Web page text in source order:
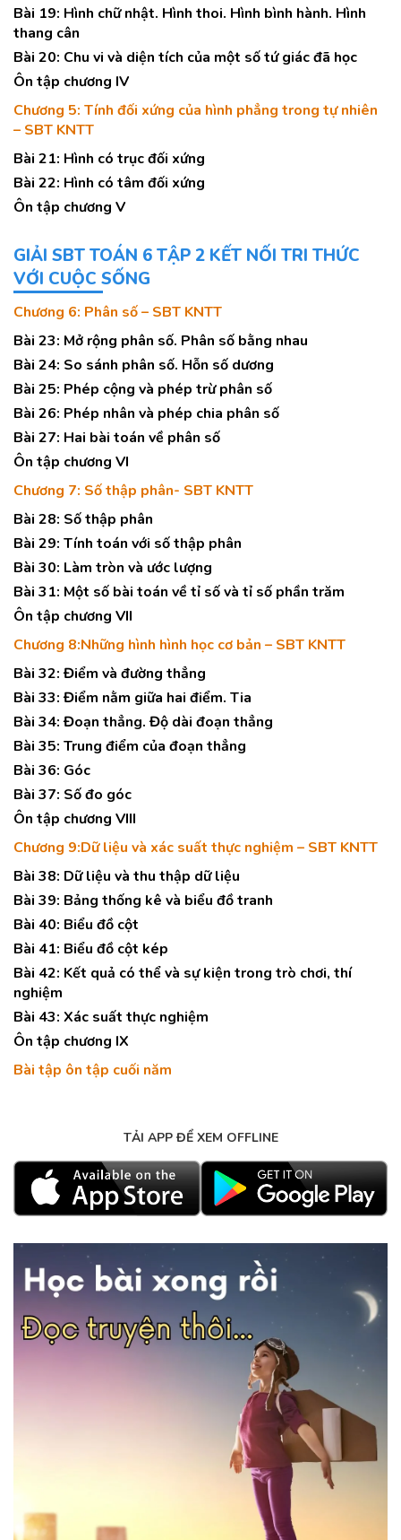
Bài 19: Hình chữ nhật. Hình thoi. Hình bình hành. Hình
thang cân
Bài 20: Chu vi và diện tích của một số tứ giác đã học
Ôn tập chương IV
Chương 5: Tính đối xứng của hình phẳng trong tự nhiên
– SBT KNTT
Bài 21: Hình có trục đối xứng
Bài 22: Hình có tâm đối xứng
Ôn tập chương V
GIẢI SBT TOÁN 6 TẬP 2 KẾT NỐI TRI THỨC
VỚI CUỘC SỐNG
Chương 6: Phân số – SBT KNTT
Bài 23: Mở rộng phân số. Phân số bằng nhau
Bài 24: So sánh phân số. Hỗn số dương
Bài 25: Phép cộng và phép trừ phân số
Bài 26: Phép nhân và phép chia phân số
Bài 27: Hai bài toán về phân số
Ôn tập chương VI
Chương 7: Số thập phân- SBT KNTT
Bài 28: Số thập phân
Bài 29: Tính toán với số thập phân
Bài 30: Làm tròn và ước lượng
Bài 31: Một số bài toán về tỉ số và tỉ số phần trăm
Ôn tập chương VII
Chương 8:Những hình hình học cơ bản – SBT KNTT
Bài 32: Điểm và đường thẳng
Bài 33: Điểm nằm giữa hai điểm. Tia
Bài 34: Đoạn thẳng. Độ dài đoạn thẳng
Bài 35: Trung điểm của đoạn thẳng
Bài 36: Góc
Bài 37: Số đo góc
Ôn tập chương VIII
Chương 9:Dữ liệu và xác suất thực nghiệm – SBT KNTT
Bài 38: Dữ liệu và thu thập dữ liệu
Bài 39: Bảng thống kê và biểu đồ tranh
Bài 40: Biểu đồ cột
Bài 41: Biểu đồ cột kép
Bài 42: Kết quả có thể và sự kiện trong trò chơi, thí
nghiệm
Bài 43: Xác suất thực nghiệm
Ôn tập chương IX
Bài tập ôn tập cuối năm
TẢI APP ĐỂ XEM OFFLINE